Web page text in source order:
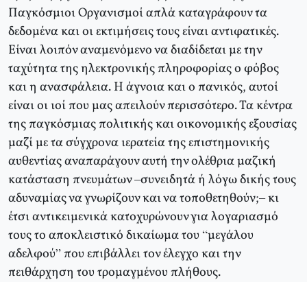
Παγκόσμιοι Οργανισμοί απλά καταγράφουν τα
δεδομένα και οι εκτιμήσεις τους είναι αντιφατικές.
Είναι λοιπόν αναμενόμενο να διαδίδεται με την
ταχύτητα της ηλεκτρονικής πληροφορίας ο φόβος
και η ανασφάλεια. Η άγνοια και ο πανικός, αυτοί
είναι οι ιοί που μας απειλούν περισσότερο. Τα κέντρα
της παγκόσμιας πολιτικής και οικονομικής εξουσίας
μαζί με τα σύγχρονα ιερατεία της επιστημονικής
αυθεντίας αναπαράγουν αυτή την ολέθρια μαζική
κατάσταση πνευμάτων –συνειδητά ή λόγω δικής τους
αδυναμίας να γνωρίζουν και να τοποθετηθούν;– κι
έτσι αντικειμενικά κατοχυρώνουν για λογαριασμό
τους το αποκλειστικό δικαίωμα του “μεγάλου
αδελφού” που επιβάλλει τον έλεγχο και την
πειθάρχηση του τρομαγμένου πλήθους.